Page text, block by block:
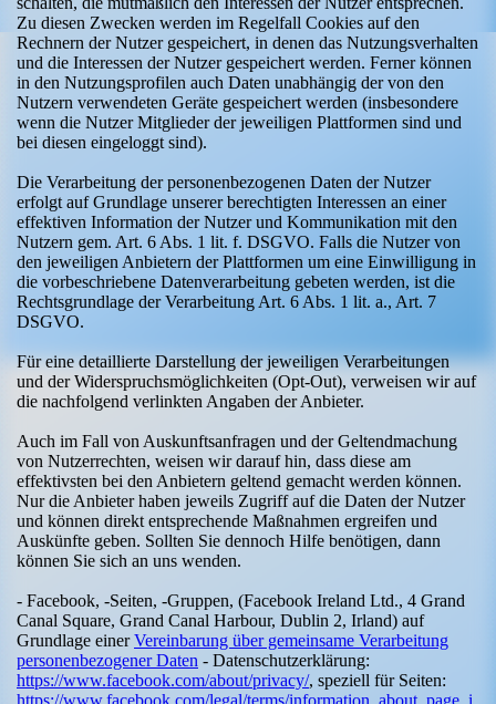
Zu diesen Zwecken werden im Regelfall Cookies auf den
Rechnern der Nutzer gespeichert, in denen das Nutzungsverhalten
und die Interessen der Nutzer gespeichert werden. Ferner können
in den Nutzungsprofilen auch Daten unabhängig der von den
Nutzern verwendeten Geräte gespeichert werden (insbesondere
wenn die Nutzer Mitglieder der jeweiligen Plattformen sind und
bei diesen eingeloggt sind).
Die Verarbeitung der personenbezogenen Daten der Nutzer
erfolgt auf Grundlage unserer berechtigten Interessen an einer
effektiven Information der Nutzer und Kommunikation mit den
Nutzern gem. Art. 6 Abs. 1 lit. f. DSGVO. Falls die Nutzer von
den jeweiligen Anbietern der Plattformen um eine Einwilligung in
die vorbeschriebene Datenverarbeitung gebeten werden, ist die
Rechtsgrundlage der Verarbeitung Art. 6 Abs. 1 lit. a., Art. 7
DSGVO.
Für eine detaillierte Darstellung der jeweiligen Verarbeitungen
und der Widerspruchsmöglichkeiten (Opt-Out), verweisen wir auf
die nachfolgend verlinkten Angaben der Anbieter.
Auch im Fall von Auskunftsanfragen und der Geltendmachung
von Nutzerrechten, weisen wir darauf hin, dass diese am
effektivsten bei den Anbietern geltend gemacht werden können.
Nur die Anbieter haben jeweils Zugriff auf die Daten der Nutzer
und können direkt entsprechende Maßnahmen ergreifen und
Auskünfte geben. Sollten Sie dennoch Hilfe benötigen, dann
können Sie sich an uns wenden.
- Facebook, -Seiten, -Gruppen, (Facebook Ireland Ltd., 4 Grand
Canal Square, Grand Canal Harbour, Dublin 2, Irland) auf
Grundlage einerVereinbarung über gemeinsame Verarbeitung
personenbezogener Daten - Datenschutzerklärung:
https://www.facebook.com/about/privacy/, speziell für Seiten:
https://www.facebook.com/legal/terms/information_about_page_i